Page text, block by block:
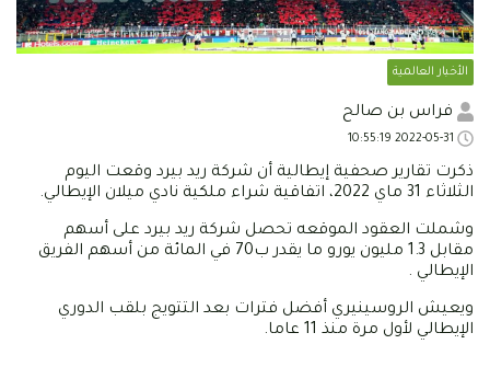
الأخبار العالمية
فراس بن صالح
ذكرت تقارير صحفية إيطالية أن شركة ريد بيرد وقعت اليوم
الثلاثاء 31 ماي 2022، اتفاقية شراء ملكية نادي ميلان الإيطالي.
وشملت العقود الموقعه تحصل شركة ريد بيرد على أسهم
مقابل 1.3 مليون يورو ما يقدر ب70 في المائة من أسهم الفريق
الإيطالي .
ويعيش الروسينيري أفضل فترات بعد التتويج بلقب الدوري
الإيطالي لأول مرة منذ 11 عاما.